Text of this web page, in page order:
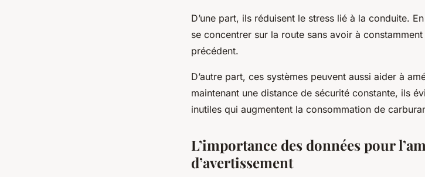
D’une part, ils réduisent le stress lié à la conduite.
se concentrer sur la route sans avoir à
précédent.
D’autre part, ces systèmes peuvent aussi aider à
maintenant une distance de sécurité constante, ils
inutiles qui augmentent la consommation de
L’importance des données pour
d’avertissement